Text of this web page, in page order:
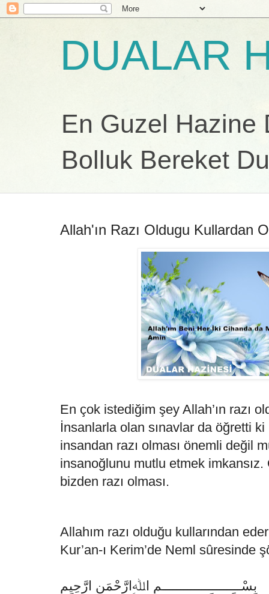
DUALAR
En Guzel Hazine
Bolluk Bereket
Allah'ın Razı Oldugu Kullardan
En çok istediğim şey Allah’ın razı
İnsanlarla olan sınavlar da öğretti
insandan razı olması önemli değil
insanoğlunu mutlu etmek imkansız.
bizden razı olması.
Allahım razı olduğu kullarından
Kur’an-ı Kerim’de Neml sûresinde
بِسْــــــــــــــــــــــمِ اﷲِارَّحْمَنِ ارَّحِيم